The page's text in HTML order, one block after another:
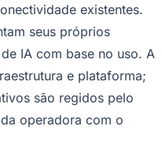
existentes.
seus próprios
IA com base no uso. A
e plataforma;
são regidos pelo
operadora com o